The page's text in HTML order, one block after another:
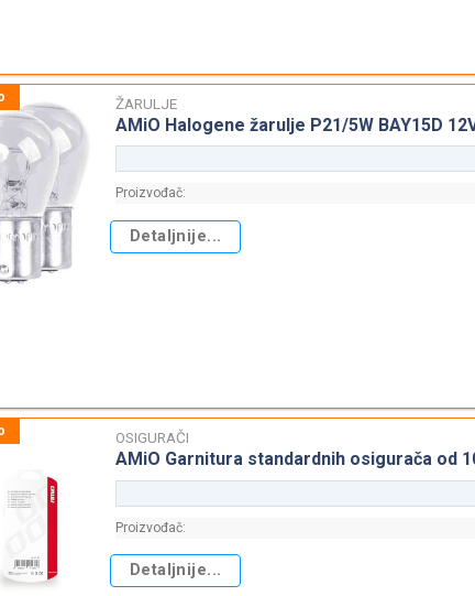
ŽARULJE
AMiO Halogene žarulje P21/5W BAY15D
Proizvođač:
Detaljnije...
OSIGURAČI
AMiO Garnitura standardnih osigurača od
Proizvođač:
Detaljnije...